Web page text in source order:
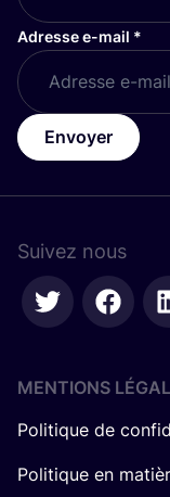
Adresse e-mail *
Envoyer
Suivez nous
MENTIONS
Politique de
Politique en